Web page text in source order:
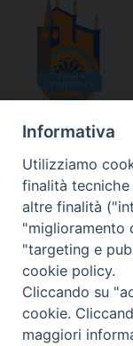
Sede Curia:
Via
Segreteria
e-mail:
Orari e giorni
Informativa
Utilizziamo
finalità
altre finalità
"miglioramento
"targeting e
cookie policy.
Cliccando su
cookie.
maggiori